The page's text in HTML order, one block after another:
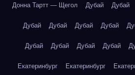
Донна Тартт — Щегол Дубай Дубай
Дубай Дубай Дубай Дубай
Дубай Дубай Дубай Дубай
Екатеринбург Екатеринбург